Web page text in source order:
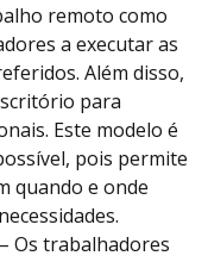
remoto como
a executar as
Além disso,
para
Este modelo é
pois permite
quando e onde
– Os trabalhadores